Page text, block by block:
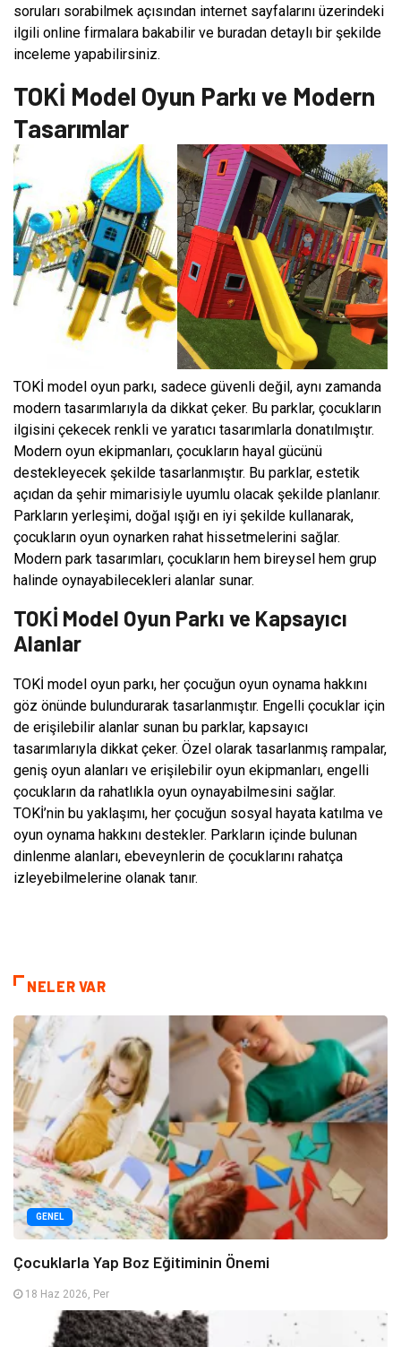
soruları sorabilmek açısından internet sayfalarını üzerindeki
ilgili online firmalara bakabilir ve buradan detaylı bir şekilde
inceleme yapabilirsiniz.
TOKİ Model Oyun Parkı ve Modern
Tasarımlar
TOKİ model oyun parkı, sadece güvenli değil, aynı zamanda
modern tasarımlarıyla da dikkat çeker. Bu parklar, çocukların
ilgisini çekecek renkli ve yaratıcı tasarımlarla donatılmıştır.
Modern oyun ekipmanları, çocukların hayal gücünü
destekleyecek şekilde tasarlanmıştır. Bu parklar, estetik
açıdan da şehir mimarisiyle uyumlu olacak şekilde planlanır.
Parkların yerleşimi, doğal ışığı en iyi şekilde kullanarak,
çocukların oyun oynarken rahat hissetmelerini sağlar.
Modern park tasarımları, çocukların hem bireysel hem grup
halinde oynayabilecekleri alanlar sunar.
TOKİ Model Oyun Parkı ve Kapsayıcı
Alanlar
TOKİ model oyun parkı, her çocuğun oyun oynama hakkını
göz önünde bulundurarak tasarlanmıştır. Engelli çocuklar için
de erişilebilir alanlar sunan bu parklar, kapsayıcı
tasarımlarıyla dikkat çeker. Özel olarak tasarlanmış rampalar,
geniş oyun alanları ve erişilebilir oyun ekipmanları, engelli
çocukların da rahatlıkla oyun oynayabilmesini sağlar.
TOKİ’nin bu yaklaşımı, her çocuğun sosyal hayata katılma ve
oyun oynama hakkını destekler. Parkların içinde bulunan
dinlenme alanları, ebeveynlerin de çocuklarını rahatça
izleyebilmelerine olanak tanır.
NELER VAR
GENEL
Çocuklarla Yap Boz Eğitiminin Önemi
18 Haz 2026, Per